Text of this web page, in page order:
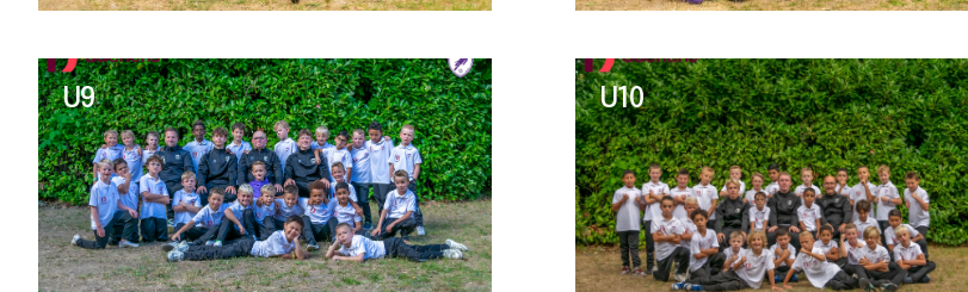
U9 U10